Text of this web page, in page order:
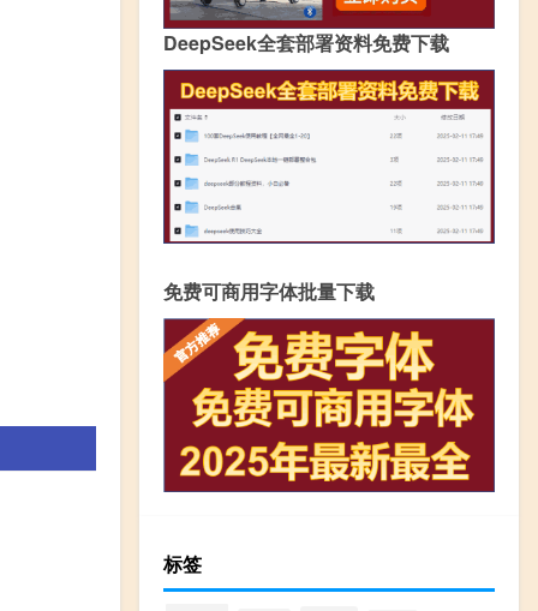
DeepSeek全套部署资料免费下载
免费可商用字体批量下载
标签